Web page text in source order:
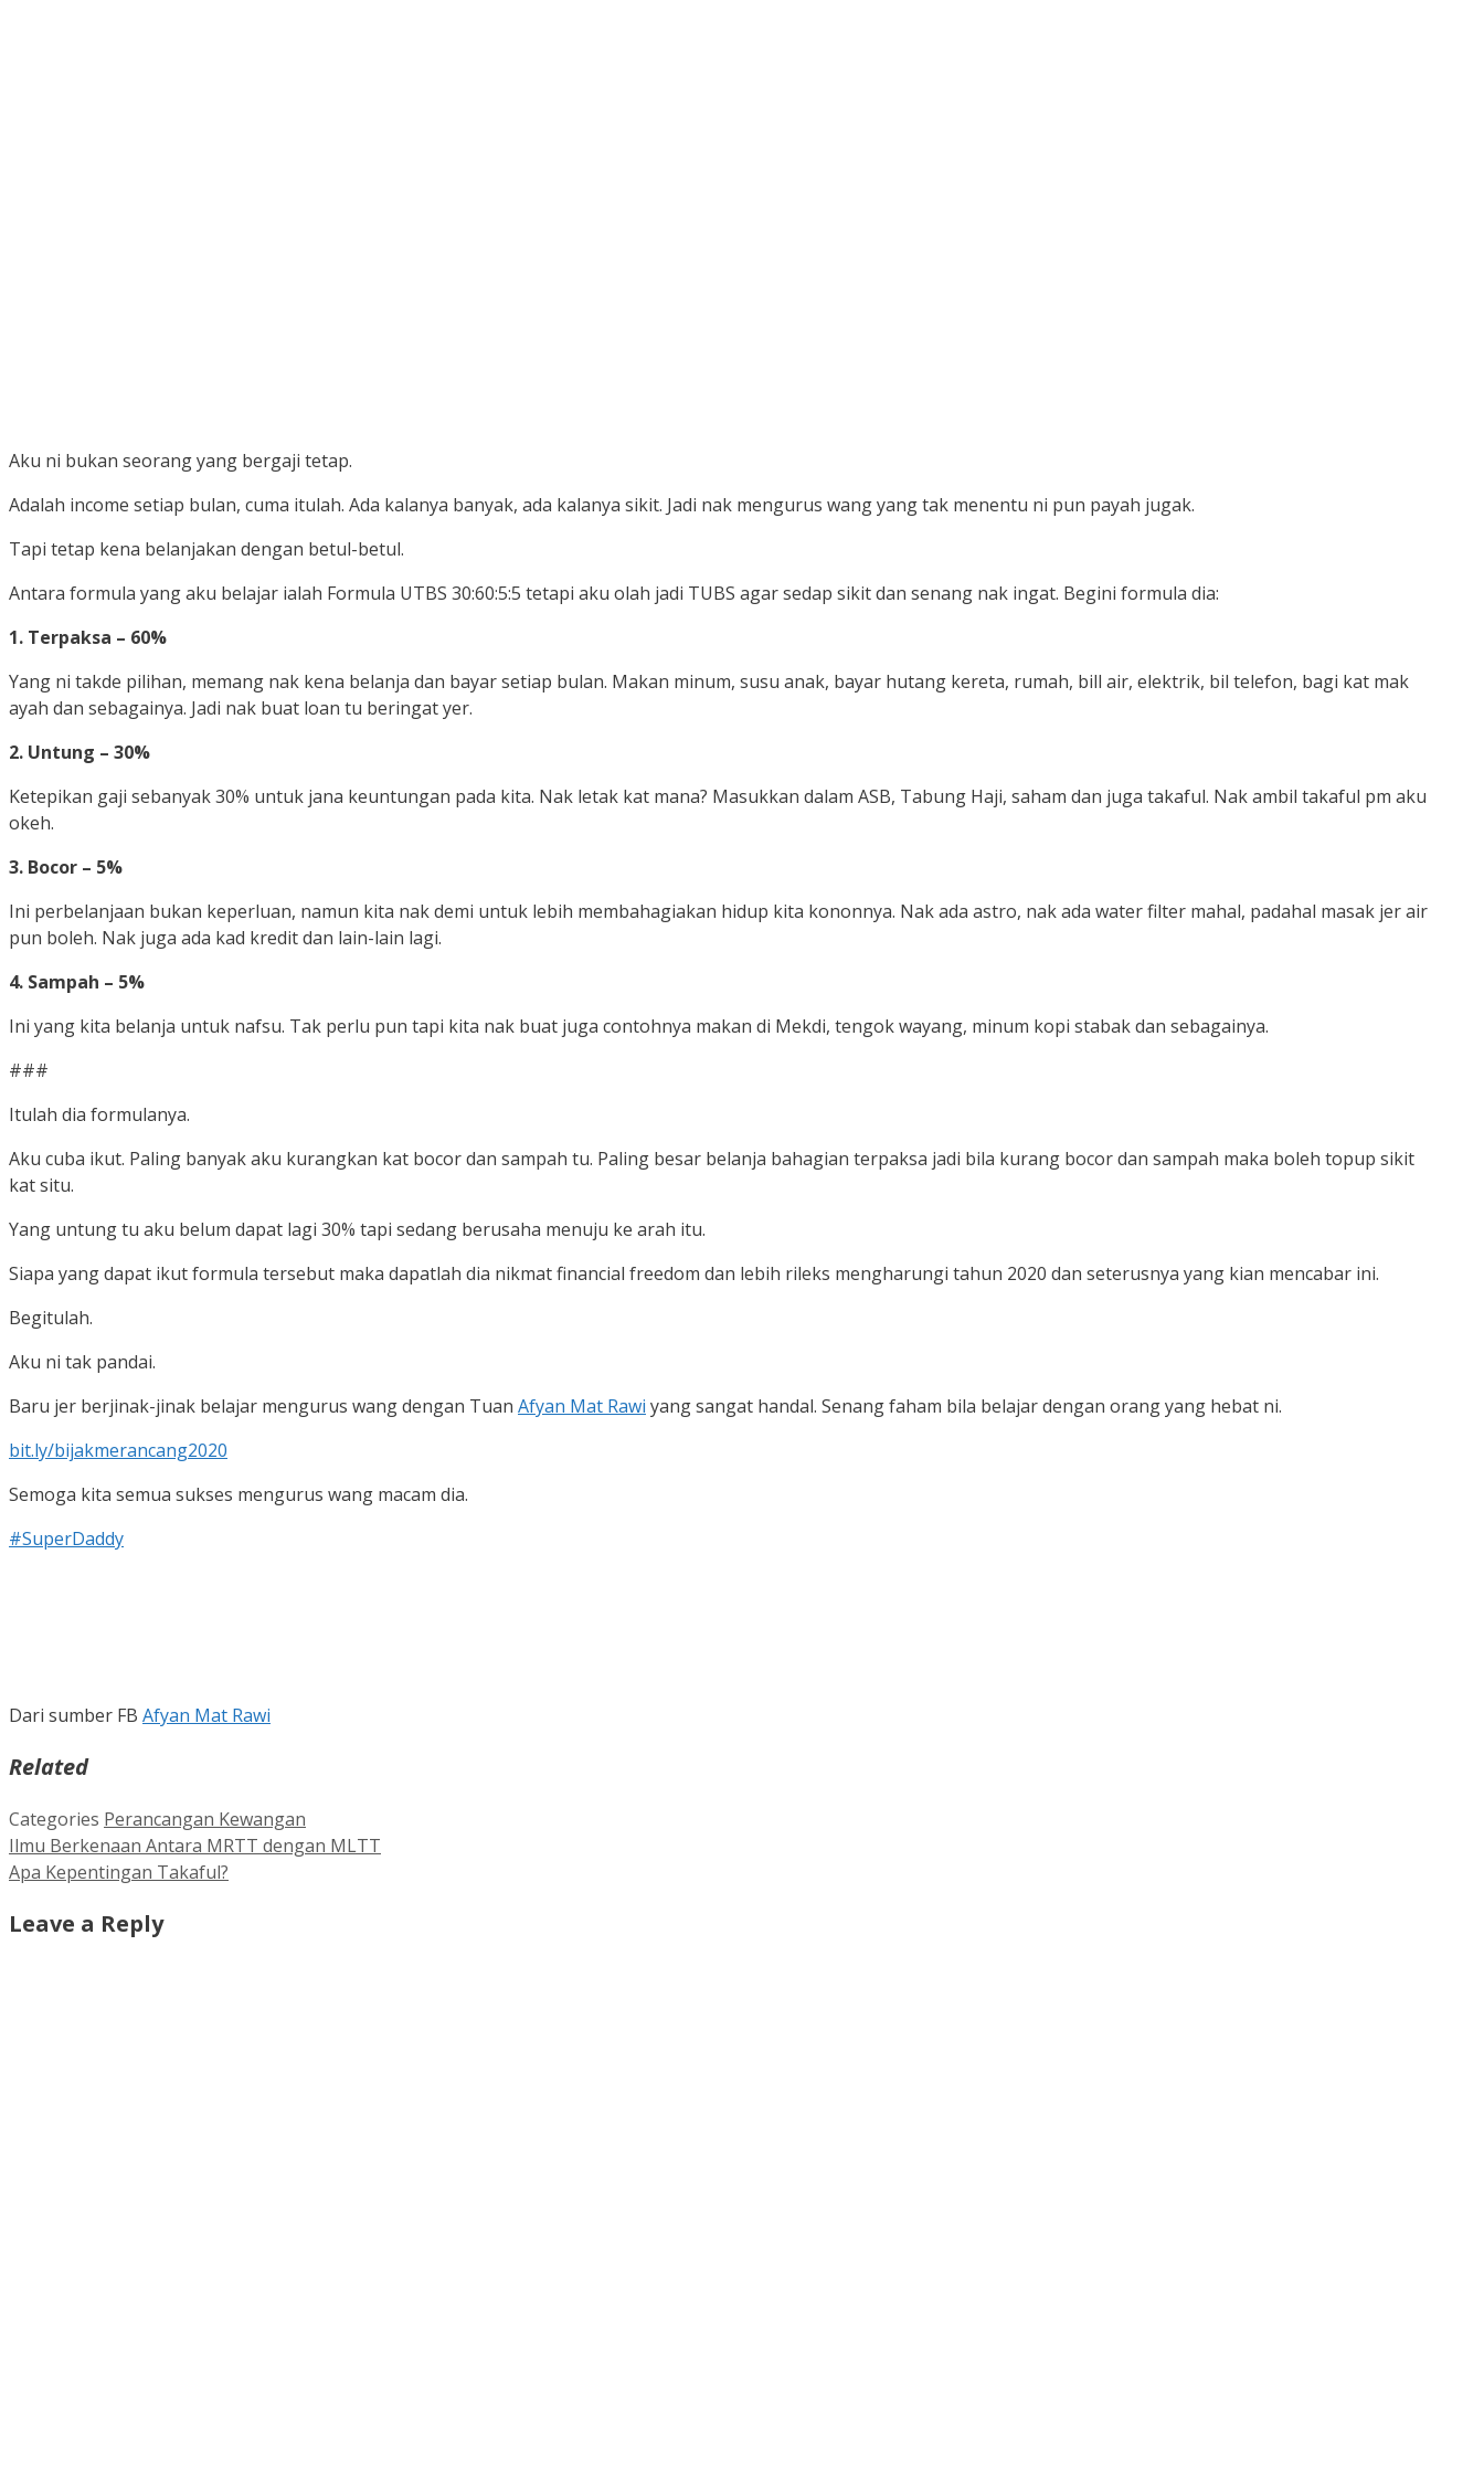
Aku ni bukan seorang yang bergaji tetap.
Adalah income setiap bulan, cuma itulah. Ada kalanya banyak, ada kalanya sikit. Jadi nak mengurus wang yang tak menentu ni pun payah jugak.
Tapi tetap kena belanjakan dengan betul-betul.
Antara formula yang aku belajar ialah Formula UTBS 30:60:5:5 tetapi aku olah jadi TUBS agar sedap sikit dan senang nak ingat. Begini formula dia:
1. Terpaksa – 60%
Yang ni takde pilihan, memang nak kena belanja dan bayar setiap bulan. Makan minum, susu anak, bayar hutang kereta, rumah, bill air, elektrik, bil telefon, bagi kat mak
ayah dan sebagainya. Jadi nak buat loan tu beringat yer.
2. Untung – 30%
Ketepikan gaji sebanyak 30% untuk jana keuntungan pada kita. Nak letak kat mana? Masukkan dalam ASB, Tabung Haji, saham dan juga takaful. Nak ambil takaful pm aku
okeh.
3. Bocor – 5%
Ini perbelanjaan bukan keperluan, namun kita nak demi untuk lebih membahagiakan hidup kita kononnya. Nak ada astro, nak ada water filter mahal, padahal masak jer air
pun boleh. Nak juga ada kad kredit dan lain-lain lagi.
4. Sampah – 5%
Ini yang kita belanja untuk nafsu. Tak perlu pun tapi kita nak buat juga contohnya makan di Mekdi, tengok wayang, minum kopi stabak dan sebagainya.
###
Itulah dia formulanya.
Aku cuba ikut. Paling banyak aku kurangkan kat bocor dan sampah tu. Paling besar belanja bahagian terpaksa jadi bila kurang bocor dan sampah maka boleh topup sikit
kat situ.
Yang untung tu aku belum dapat lagi 30% tapi sedang berusaha menuju ke arah itu.
Siapa yang dapat ikut formula tersebut maka dapatlah dia nikmat financial freedom dan lebih rileks mengharungi tahun 2020 dan seterusnya yang kian mencabar ini.
Begitulah.
Aku ni tak pandai.
Baru jer berjinak-jinak belajar mengurus wang dengan Tuan Afyan Mat Rawi yang sangat handal. Senang faham bila belajar dengan orang yang hebat ni.
bit.ly/bijakmerancang2020
Semoga kita semua sukses mengurus wang macam dia.
#SuperDaddy
Dari sumber FB Afyan Mat Rawi
Related
Categories Perancangan Kewangan
Ilmu Berkenaan Antara MRTT dengan MLTT
Apa Kepentingan Takaful?
Leave a Reply